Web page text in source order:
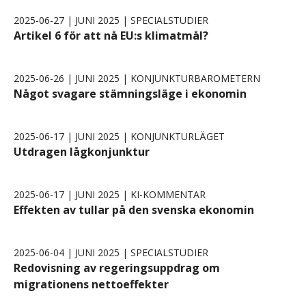
2025-06-27 | JUNI 2025 | SPECIALSTUDIER
Artikel 6 för att nå EU:s klimatmål?
2025-06-26 | JUNI 2025 | KONJUNKTURBAROMETERN
Något svagare stämningsläge i ekonomin
2025-06-17 | JUNI 2025 | KONJUNKTURLÄGET
Utdragen lågkonjunktur
2025-06-17 | JUNI 2025 | KI-KOMMENTAR
Effekten av tullar på den svenska ekonomin
2025-06-04 | JUNI 2025 | SPECIALSTUDIER
Redovisning av regeringsuppdrag om
migrationens nettoeffekter